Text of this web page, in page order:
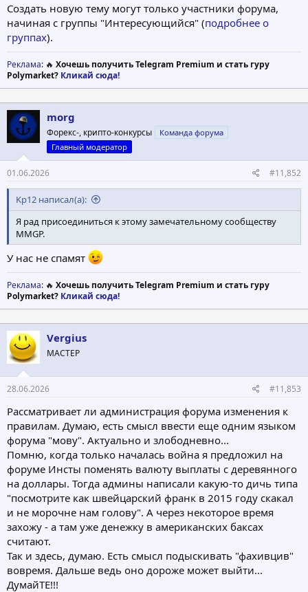
Создать новую тему могут только участники форума,
начиная с группы "Интересующийся" (подробнее о
группах).
Реклама: 🔥 Хочешь получить Telegram Premium и стать гуру
Polymarket? Кликай сюда!
morg
Форекс-, крипто-конкурсы
Команда форума
Главный модератор
01.06.2026 #11,852
Kp12 написал(а):
Я рад присоединиться к этому замечательному сообществу
MMGP.
У нас не спамят
Реклама: 🔥 Хочешь получить Telegram Premium и стать гуру
Polymarket? Кликай сюда!
Vergius
МАСТЕР
28.06.2026 #11,853
Рассматривает ли администрация форума изменения к
правилам. Думаю, есть смысл ввести еще одним языком
форума "мову". Актуально и злободневно...
Помню, когда только началась война я предложил на
форуме Инсты поменять валюту выплаты с деревянного
на доллары. Тогда админы написали какую-то дичь типа
"посмотрите как швейцарский франк в 2015 году скакал
и не морочне нам голову". А через некоторое время
захожу - а там уже денежку в американских баксах
считают.
Так и здесь, думаю. Есть смысл подыскивать "фахивцив"
вовремя. Дальше ведь оно дороже может выйти...
ДумайТЕ!!!